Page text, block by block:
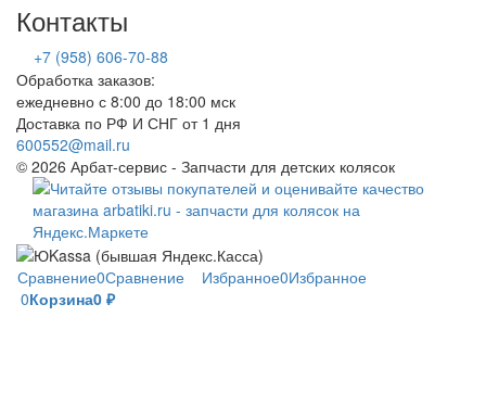
Контакты
+7 (958) 606-70-88
Обработка заказов:
ежедневно с 8:00 до 18:00 мск
Доставка по РФ И СНГ от 1 дня
600552@mail.ru
© 2026 Арбат-сервис - Запчасти для детских колясок
Сравнение0Сравнение Избранное0Избранное
0Корзина0 ₽